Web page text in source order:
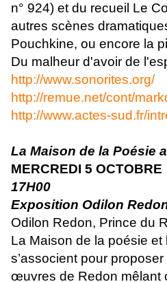
n° 924) et du recueil Le
autres scènes
Pouchkine, ou encore la
Du malheur d'avoir de
http://www.sonorites.org/
http://remue.net/cont/
http://www.actes-sud.fr/
La Maison de la Poésie
MERCREDI 5 OCTOBRE
17H00
Exposition Odilon
Odilon Redon, Prince du
La Maison de la poésie et
s’associent pour
œuvres de Redon mêlant